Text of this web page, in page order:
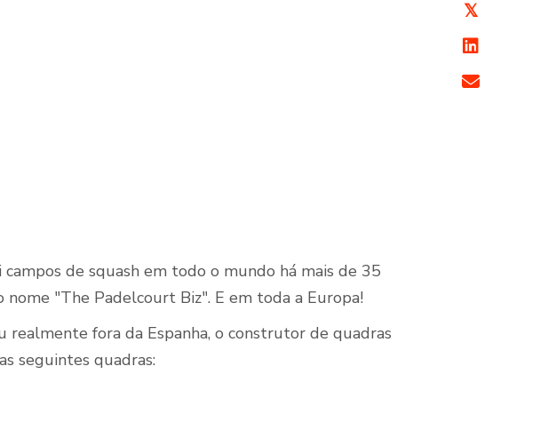
de squash em todo o mundo há mais de 35
"The Padelcourt Biz". E em toda a Europa!
fora da Espanha, o construtor de quadras
seguintes quadras:
𝕏